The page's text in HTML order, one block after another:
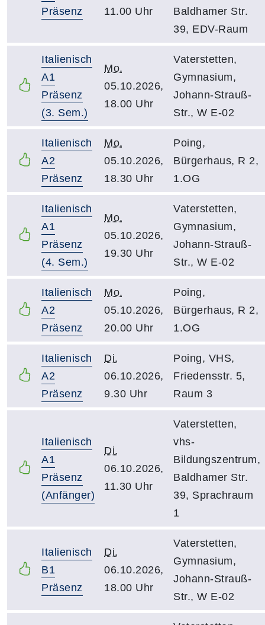
Präsenz
11.00 Uhr
Baldhamer Str.
39, EDV-Raum
Italienisch
A1
Präsenz
(3. Sem.)
Mo.
05.10.2026,
18.00 Uhr
Vaterstetten,
Gymnasium,
Johann-Strauß-
Str., W E-02
Italienisch
A2
Präsenz
Mo.
05.10.2026,
18.30 Uhr
Poing,
Bürgerhaus, R 2,
1.OG
Italienisch
A1
Präsenz
(4. Sem.)
Mo.
05.10.2026,
19.30 Uhr
Vaterstetten,
Gymnasium,
Johann-Strauß-
Str., W E-02
Italienisch
A2
Präsenz
Mo.
05.10.2026,
20.00 Uhr
Poing,
Bürgerhaus, R 2,
1.OG
Italienisch
A2
Präsenz
Di.
06.10.2026,
9.30 Uhr
Poing, VHS,
Friedensstr. 5,
Raum 3
Italienisch
A1
Präsenz
(Anfänger)
Di.
06.10.2026,
11.30 Uhr
Vaterstetten,
vhs-
Bildungszentrum,
Baldhamer Str.
39, Sprachraum
1
Italienisch
B1
Präsenz
Di.
06.10.2026,
18.00 Uhr
Vaterstetten,
Gymnasium,
Johann-Strauß-
Str., W E-02